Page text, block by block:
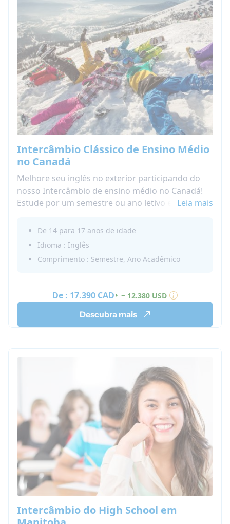
Intercâmbio Clássico de Ensino Médio
no Canadá
Melhore seu inglês no exterior participando do
nosso Intercâmbio de ensino médio no Canadá!
Estude por um semestre ou ano letivo em uma
ensino médio de todas as nacionalidades são
bem-vindos!
Viva uma experiência canadense completa,
escolha um Intercâmbio de Ensino Médio no
Leia mais
De 14 para 17 anos de idade
Idioma : Inglês
Comprimento : Semestre, Ano Acadêmico
De : 17.390 CAD ~ 12.380 USD
Descubra mais
Intercâmbio do High School em